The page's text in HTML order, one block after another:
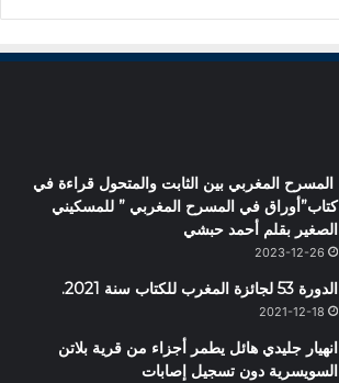
المسرح المغربي بين الثابت والمتحول قراءة في
كتاب”أوراق في المسرح المغربي ” للمسكيني
الصغير بقلم أحمد حبشي
2023-12-26
الدورة 53 لجائزة المغرب للكتاب سنة 2021.
2021-12-18
انهيار جليدي هائل يطمر أجزاء من قرية بلاتن
السويسرية دون تسجيل إصابات